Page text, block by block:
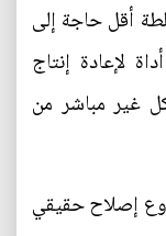
أقل حاجة إلى
لإعادة إنتاج
غير مباشر من
إصلاح حقيقي